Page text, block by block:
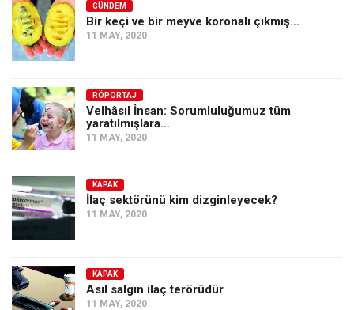
GÜNDEM
Bir keçi ve bir meyve koronalı çıkmış…
11 MAY, 2020
RÖPORTAJ
Velhâsıl İnsan: Sorumluluğumuz tüm
yaratılmışlara…
11 MAY, 2020
KAPAK
İlaç sektörünü kim dizginleyecek?
11 MAY, 2020
KAPAK
Asıl salgın ilaç terörüdür
11 MAY, 2020